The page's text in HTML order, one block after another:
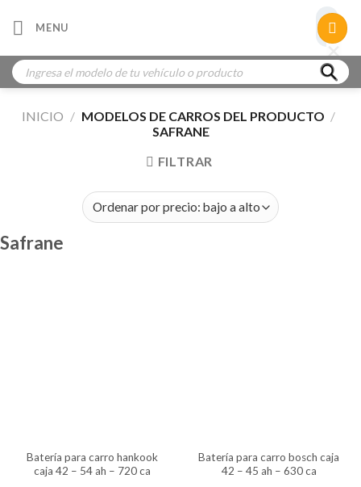
MENU
Búsqueda
de
productos
INICIO / MODELOS DE CARROS DEL PRODUCTO /
SAFRANE
FILTRAR
Safrane
batería para carro hankook
caja 42 – 54 ah – 720 ca
batería para carro bosch caja
42 – 45 ah – 630 ca
×
×
×